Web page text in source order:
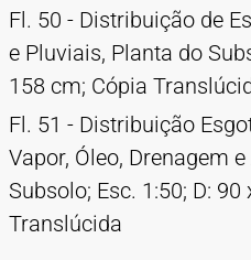
Fl. 50 - Distribuição de
e Pluviais, Planta do
158 cm; Cópia
Fl. 51 - Distribuição
Vapor, Óleo, Drenagem
Subsolo; Esc. 1:50; D:
Translúcida